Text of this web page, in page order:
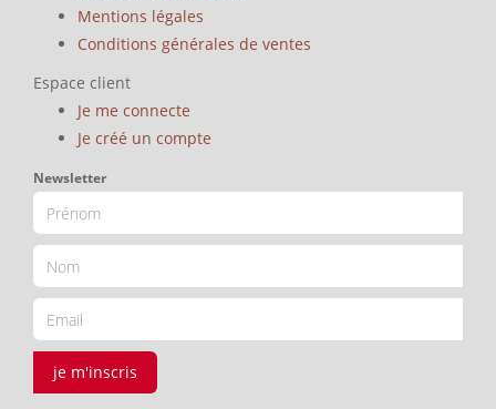
Mentions légales
Conditions générales de ventes
Espace client
Je me connecte
Je créé un compte
Newsletter
je m'inscris